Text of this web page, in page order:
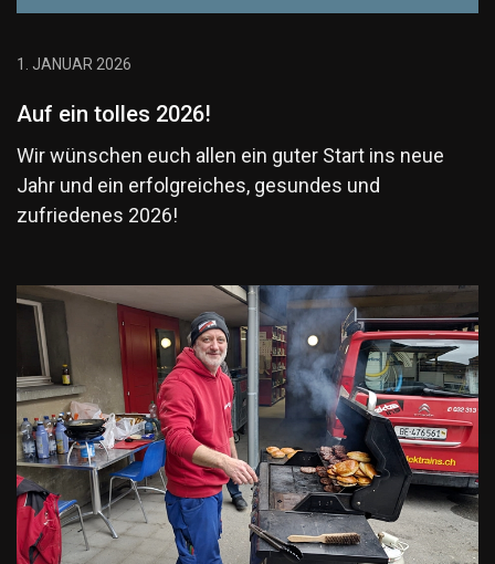
1. JANUAR 2026
Auf ein tolles 2026!
Wir wünschen euch allen ein guter Start ins neue
Jahr und ein erfolgreiches, gesundes und
zufriedenes 2026!